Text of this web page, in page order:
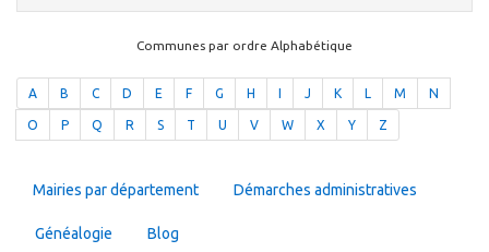
Communes par ordre Alphabétique
A B C D E F G H J K L M N
O P Q R S T U V W X Y Z
Mairies par département Démarches administratives
Généalogie Blog